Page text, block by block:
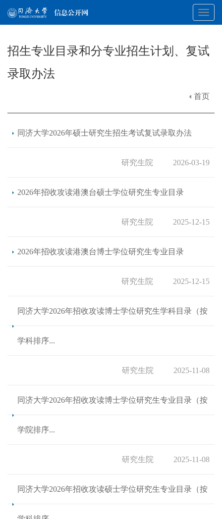
招生专业目录和分专业招生计划、复试
录取办法
首页
同济大学2026年硕士研究生招生考试复试录取办法
2026-03-19
研究生院
2026年招收攻读港澳台硕士学位研究生专业目录
2025-12-15
研究生院
2026年招收攻读港澳台博士学位研究生专业目录
2025-12-15
研究生院
同济大学2026年招收攻读博士学位研究生学科目录（按
学科排序...
2025-11-08
研究生院
同济大学2026年招收攻读博士学位研究生专业目录（按
学院排序...
2025-11-08
研究生院
同济大学2026年招收攻读硕士学位研究生专业目录（按